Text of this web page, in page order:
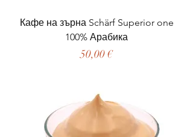
Кафе на зърна Schärf Superior one
100% Арабика
Цена
50,00 €